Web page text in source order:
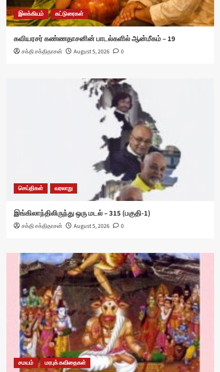
இலக்கியம் கட்டுரைகள்
கவியரசர் கண்ணதாசனின் பாடல்களில் ஆன்மீகம் – 19
சக்தி சக்திதாசன் August 5, 2026 0
செய்திகள் வரலாறு
இங்கிலாந்திலிருந்து ஒரு மடல் – 315 (பகுதி-1)
சக்தி சக்திதாசன் August 5, 2026 0
சமயம் மரபுக் கவிதைகள்